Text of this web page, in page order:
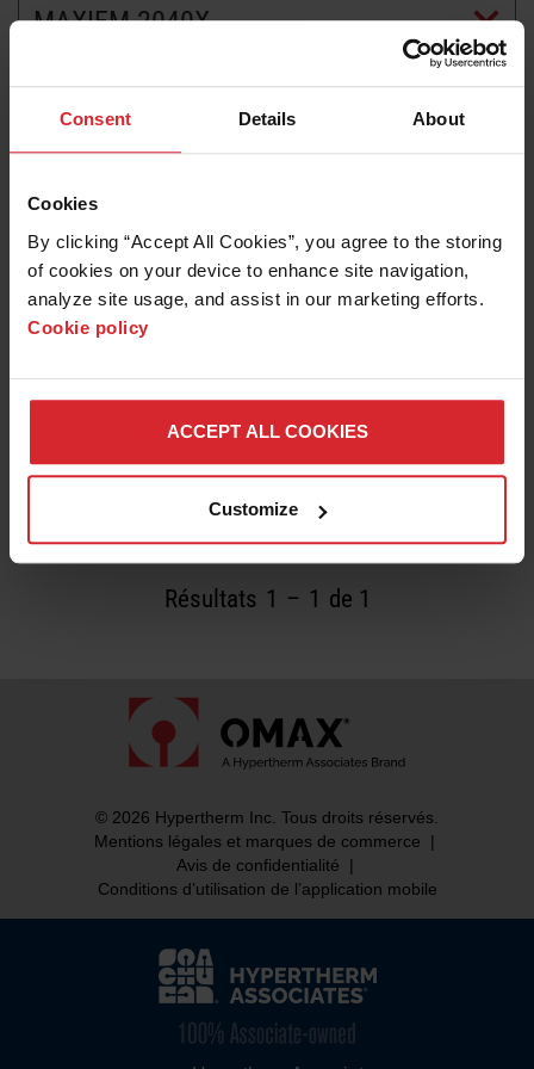
Consent Details About
Cookies
By clicking “Accept All Cookies”, you agree to the storing
of cookies on your device to enhance site navigation,
analyze site usage, and assist in our marketing efforts.
Cookie policy
ACCEPT ALL COOKIES
Customize
MAXIEM 2040X
SEEBERGER NATURSTEINWERK REMPORTE UN
Résultats 1 – 1 de 1
© 2026 Hypertherm Inc. Tous droits réservés.
Mentions légales et marques de commerce
|
Avis de confidentialité
|
Conditions d’utilisation de l’application mobile